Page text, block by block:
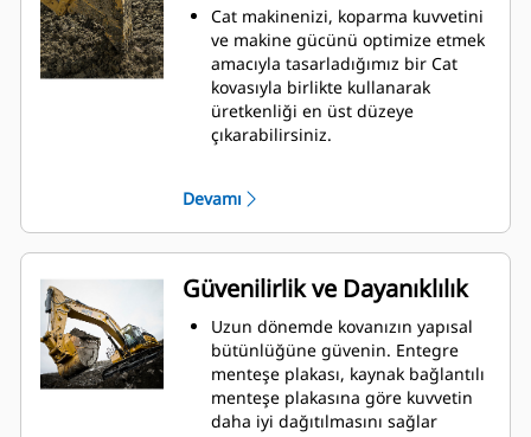
Cat makinenizi, koparma kuvvetini
ve makine gücünü optimize etmek
amacıyla tasarladığımız bir Cat
kovasıyla birlikte kullanarak
üretkenliği en üst düzeye
çıkarabilirsiniz.
İlave taban mesafesi, kovanın alt
tarafının kazı yapmamasını
sağlayarak bakım maliyetlerini
azaltır.
Kazma işlemi sırasında yakıt
tüketimi en yüksek düzeydedir. Cat
kovaları, makinenizin toplam
çalışma üretkenliğini iyileştirmek
amacıyla malzemeleri hızlı biçimde
kesmek üzere tasarlanmıştır.
Devamı
Güvenilirlik ve Dayanıklılık
Uzun dönemde kovanızın yapısal
bütünlüğüne güvenin. Entegre
menteşe plakası, kaynak bağlantılı
menteşe plakasına göre kuvvetin
daha iyi dağıtılmasını sağlar